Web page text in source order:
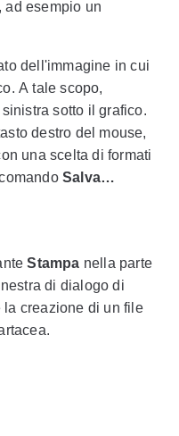
ad esempio un
dell'immagine in cui
A tale scopo,
sotto il grafico.
destro del mouse,
una scelta di formati
Salva…
Stampa nella parte
di dialogo di
creazione di un file